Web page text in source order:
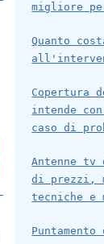
migliore
Quanto
Copertura
intende
caso di
Antenne
di prezzi,
tecniche e